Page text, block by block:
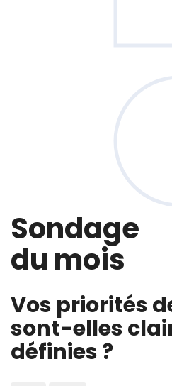
Sondage
du mois
Vos priorités
sont-elles
définies ?